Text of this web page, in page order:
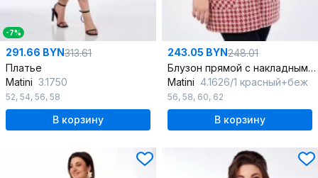
-7%
291.66 BYN313.61
Платье
Matini 3.1750
52, 54, 56, 58
В корзину
243.05 BYN248.01
Блузон прямой с накладными карманами
Matini 4.1626/1 красный+беж
56, 58, 60, 62
В корзину